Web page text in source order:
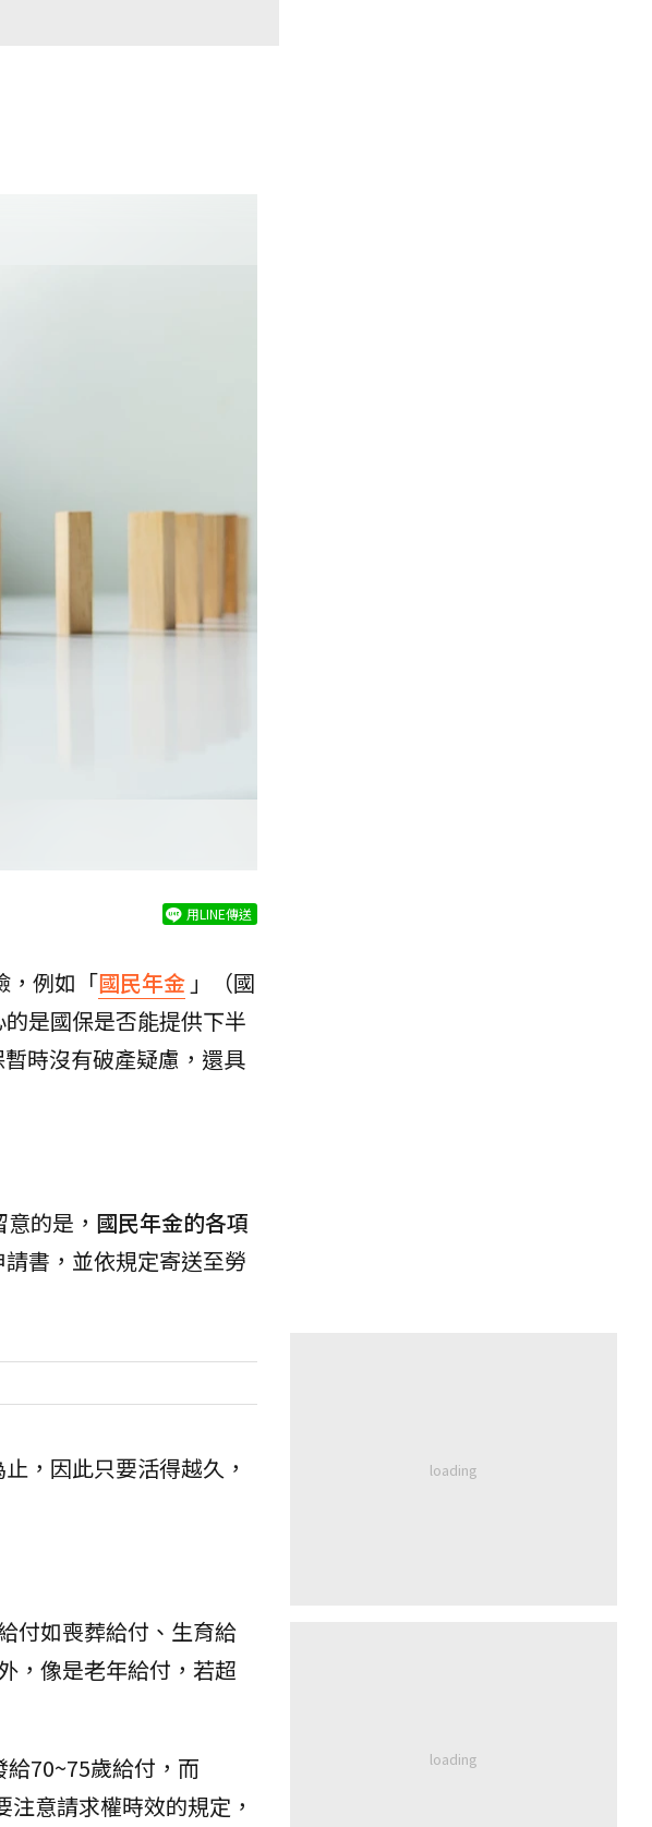
用LINE傳送
，例如「國民年金 」（國
是國保是否能提供下半
時沒有破產疑慮，還具
的是， 國民年金的各項
書，並依規定寄送至勞
，因此只要活得越久，
付如喪葬給付、生育給
，像是老年給付，若超
70~75歲給付，而
意請求權時效的規定，